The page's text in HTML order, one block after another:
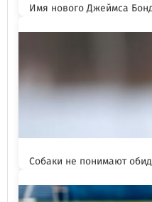
Имя нового Джеймса
Собаки не понимают